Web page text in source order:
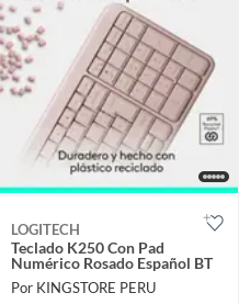
LOGITECH
Teclado K250 Con Pad
Numérico Rosado Español BT
Por KINGSTORE PERU